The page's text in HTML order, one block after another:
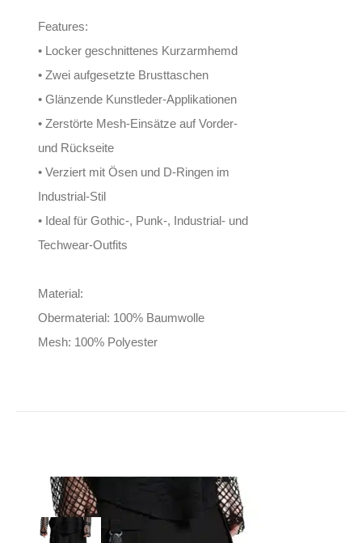
Features:
• Locker geschnittenes Kurzarmhemd
• Zwei aufgesetzte Brusttaschen
• Glänzende Kunstleder-Applikationen
• Zerstörte Mesh-Einsätze auf Vorder-
und Rückseite
• Verziert mit Ösen und D-Ringen im
Industrial-Stil
• Ideal für Gothic-, Punk-, Industrial- und
Techwear-Outfits
Material:
Obermaterial: 100% Baumwolle
Mesh: 100% Polyester
Punk Rave Hose City